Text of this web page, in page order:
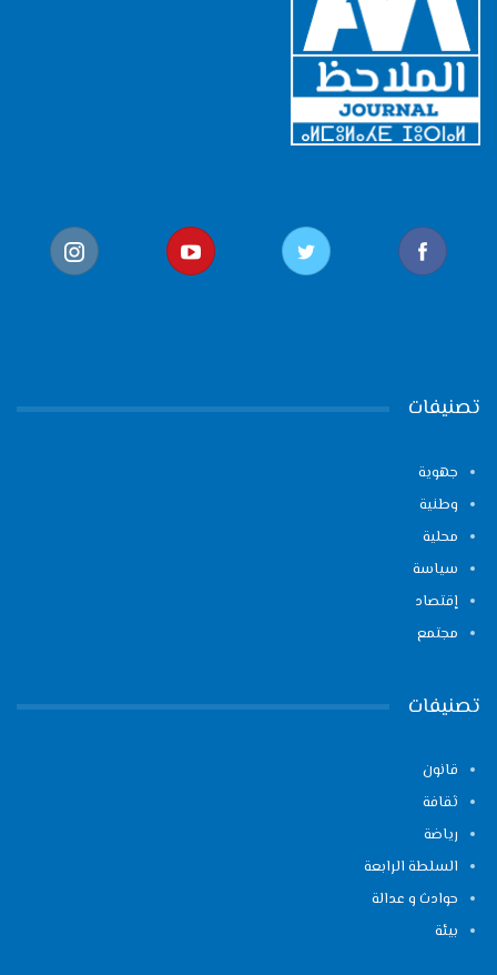
تصنيفات
جهوية
وطنية
محلية
سياسة
إقتصاد
مجتمع
تصنيفات
قانون
ثقافة
رياضة
السلطة الرابعة
حوادث و عدالة
بيئة